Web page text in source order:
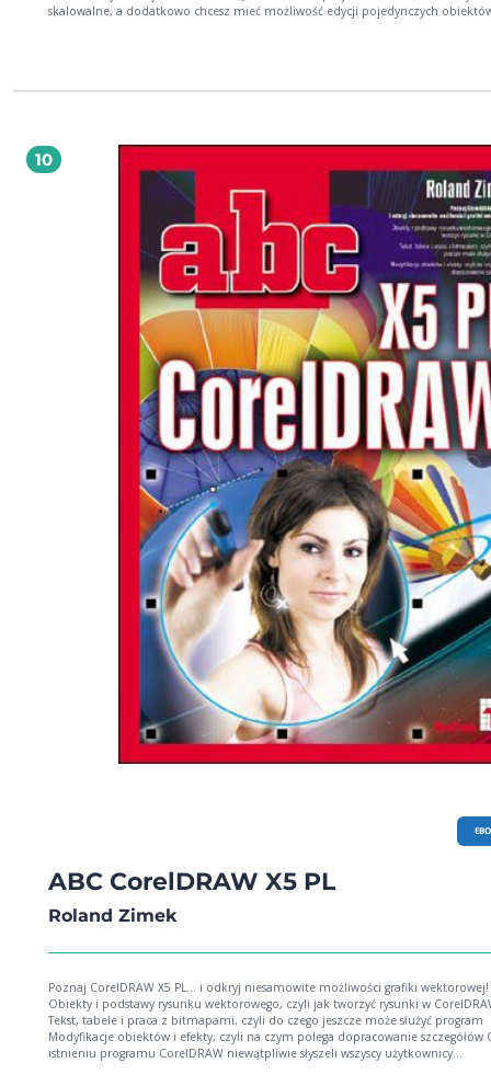
skalowalne, a dodatkowo chcesz mieć możliwość edycji pojedynczych
czy rysowanie symetryczne. Naucz się wykorzystywać różne możliwości
z bitmapą i do czego mogą posłużyć Ci warstwy. Odkryj nowości, takie jak
czy Cień blokowy, naucz się używać fantastycznego PhotoCoctailu i baw się
niesamowitymi efektami! CorelDRAW - pierwszy do rysowania! Zapisywanie,
otwieranie i drukowanie dokumentów Korzystanie z okien dokowanych Podstawy
krzywych Modyfikacje obiektów Praca z bitmapami Efekty Warstwy
10
ABC CorelDRAW X5 PL
Roland Zimek
Poznaj CorelDRAW X5 PL… i odkryj niesamowite możliwości grafiki wektorowej!
Obiekty i podstawy rysunku wektorowego, czyli jak tworzyć rysunki w
Tekst, tabele i praca z bitmapami, czyli do czego jeszcze może służyć program
Modyfikacje obiektów i efekty, czyli na czym polega dopracowanie szczegółów O
istnieniu programu CorelDRAW niewątpliwie słyszeli wszyscy użytkownicy